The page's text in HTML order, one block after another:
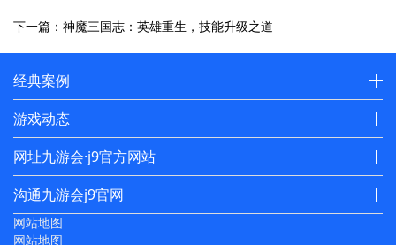
下一篇：神魔三国志：英雄重生，技能升级之道
经典案例
游戏动态
网址九游会·j9官方网站
沟通九游会j9官网
网站地图
网站地图